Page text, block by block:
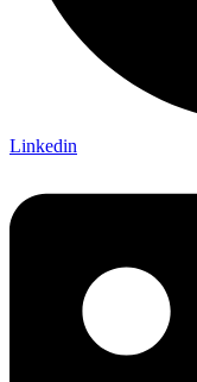
Linkedin